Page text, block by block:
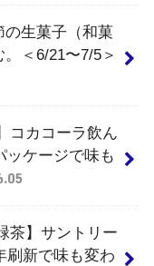
の生菓子（和菓
＜6/21〜7/5＞
コカコーラ飲ん
ッケージで味も
茶】サントリー
刷新で味も変わ